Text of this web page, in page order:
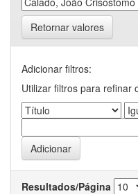
Retornar valores
Adicionar filtros:
Utilizar filtros para refinar
Resultados/Página